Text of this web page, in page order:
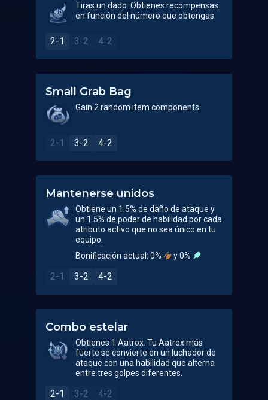
Tiras un dado. Obtienes recompensas
en función del número que obtengas.
2-1 3-2 4-2
Small Grab Bag
Gain 2 random item components.
2-1 3-2 4-2
Mantenerse unidos
Obtiene un 1.5% de daño de ataque y
un 1.5% de poder de habilidad por cada
atributo activo que no sea único en tu
equipo.
Bonificación actual: 0%
y 0%
2-1 3-2 4-2
Combo estelar
Obtienes 1 Aatrox. Tu Aatrox más
fuerte se convierte en un luchador de
ataque con una habilidad que alterna
entre tres golpes diferentes.
2-1 3-2 4-2